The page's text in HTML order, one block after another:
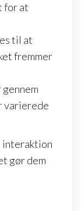
for at
til at
fremmer
varierede
interaktion
gør dem